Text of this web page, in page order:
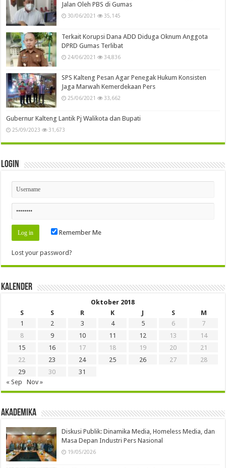
Jalan Oleh PBS di Gumas
30/06/2021 35,145
Terkait Korupsi Dana ADD Diduga Oknum Anggota
DPRD Gumas Terlibat
24/06/2021 34,836
SPS Kalteng Pesan Agar Penegak Hukum Konsisten
Jaga Marwah Kemerdekaan Pers
25/06/2021 33,662
Gubernur Kalteng Lantik Pj Walikota dan Bupati
25/09/2023 31,673
Login
Remember Me
Lost your password?
Kalender
Oktober 2018
S
S R K J S
M
1
2 3 4 5 6
7
8
9 10 11 12 13
14
15
16 17 18 19 20
21
22
23 24 25 26 27
28
29
30
31
« Sep
Nov »
Akademika
Diskusi Publik: Dinamika Media, Homeless Media, dan
Masa Depan Industri Pers Nasional
19/05/2026